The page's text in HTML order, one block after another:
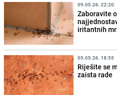
09.05.26. 22:20
Zaboravite
iritantnih
05.05.26. 18:55
Riješite se
zaista rade